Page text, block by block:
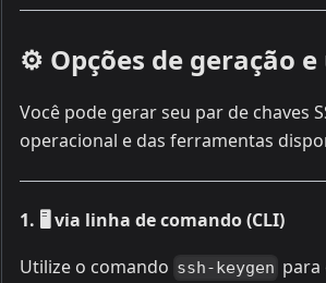
⚙️ Opções de geração
Você pode gerar seu par de chaves
operacional e das ferramentas
1. 🖥️ via linha de comando (CLI)
Utilize o comando ssh-keygen para